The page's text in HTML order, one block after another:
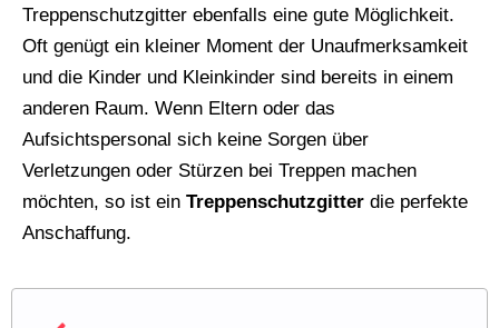
Treppenschutzgitter ebenfalls eine gute Möglichkeit.
Oft genügt ein kleiner Moment der Unaufmerksamkeit
und die Kinder und Kleinkinder sind bereits in einem
anderen Raum. Wenn Eltern oder das
Aufsichtspersonal sich keine Sorgen über
Verletzungen oder Stürzen bei Treppen machen
möchten, so ist ein Treppenschutzgitter die perfekte
Anschaffung.